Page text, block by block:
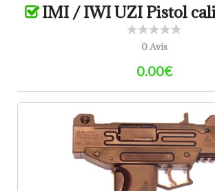
IMI / IWI UZI Pistol
0 Avis
0.00€